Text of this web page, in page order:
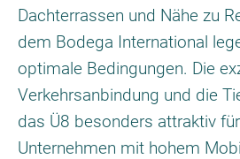
Dachterrassen und Nähe zu
dem Bodega International
optimale Bedingungen. Die
Verkehrsanbindung und die
das Ü8 besonders attraktiv
Unternehmen mit hohem